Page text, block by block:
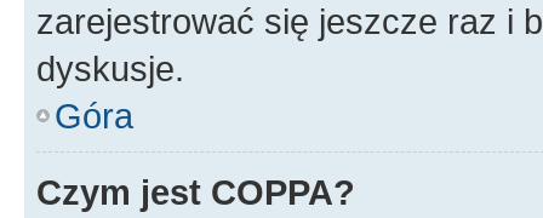
zarejestrować się jeszcze raz i
dyskusje.
Góra
Czym jest COPPA?